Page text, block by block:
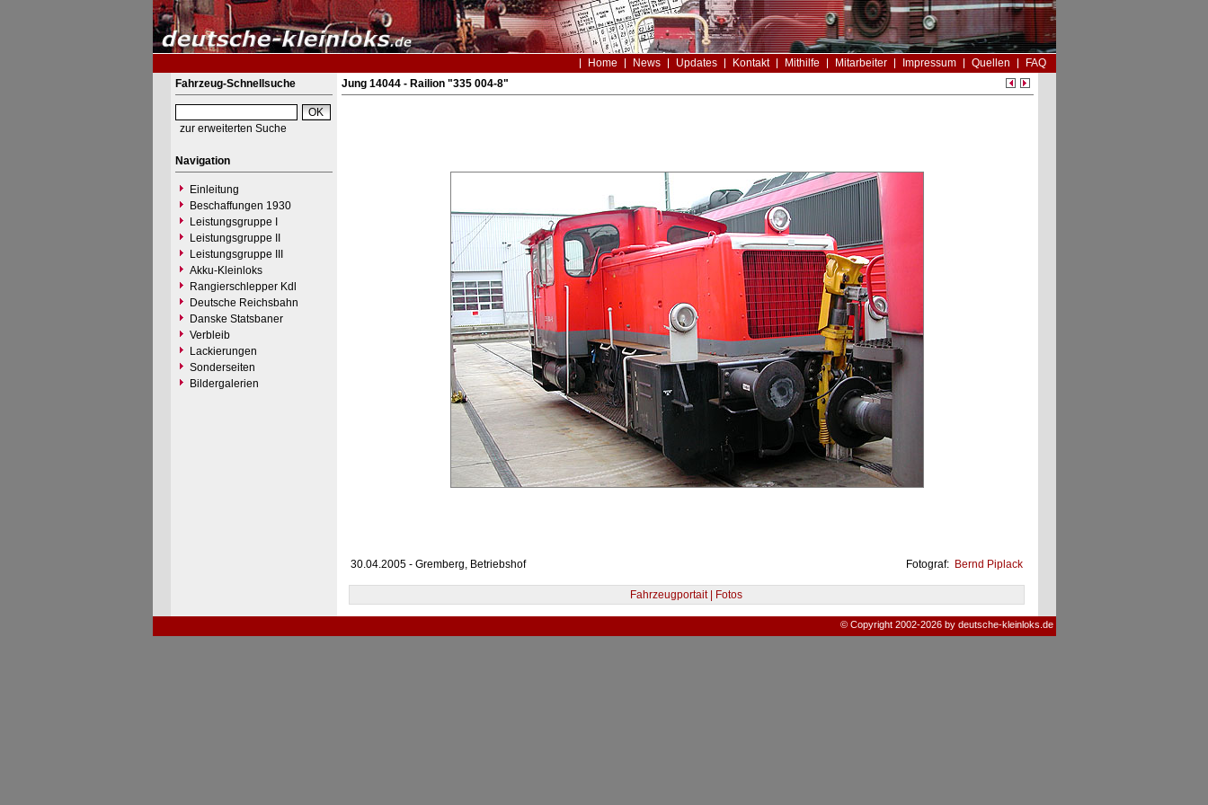
Home News Updates Kontakt Mithilfe Mitarbeiter Impressum Quellen
FAQ
Fahrzeug-Schnellsuche
zur erweiterten Suche
Navigation
Einleitung
Beschaffungen 1930
Leistungsgruppe I
Leistungsgruppe II
Leistungsgruppe III
Akku-Kleinloks
Rangierschlepper Kdl
Deutsche Reichsbahn
Danske Statsbaner
Verbleib
Lackierungen
Sonderseiten
Bildergalerien
Jung 14044 - Railion "335 004-8"
30.04.2005 - Gremberg, Betriebshof Fotograf: Bernd Piplack
Fahrzeugportait | Fotos
© Copyright 2002-2026 by deutsche-kleinloks.de